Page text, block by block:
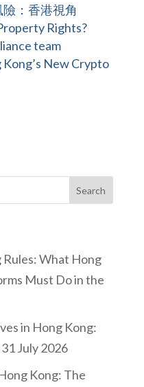
：香港視角
Rights?
team
Kong’s New Crypto
Rules: What Hong
Must Do in the
in Hong Kong:
July 2026
Kong: The